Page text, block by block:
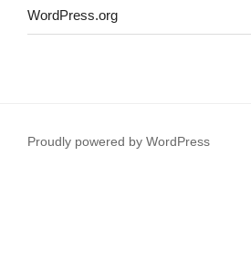
WordPress.org
Proudly powered by WordPress